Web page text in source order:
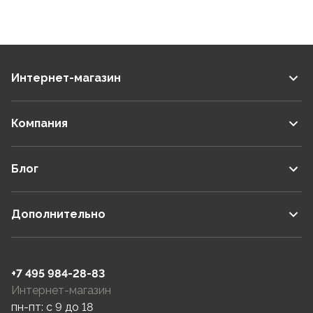
Интернет-магазин
Компания
Блог
Дополнительно
+7 495 984-28-83
Интернет-магазин
пн-пт: c 9 до 18